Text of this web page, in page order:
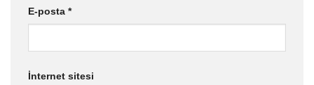
E-posta *
İnternet sitesi